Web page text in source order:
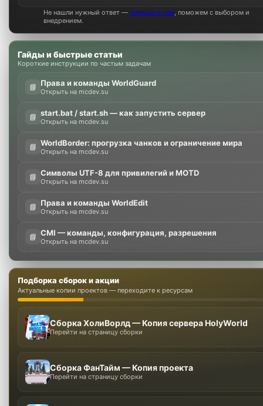
Не нашли нужный ответ —напишите нам, поможем с выбором и
внедрением.
Гайды и быстрые статьи
Короткие инструкции по частым задачам
📘 Права и команды WorldGuard
Открыть на mcdev.su
📘 start.bat / start.sh — как запустить сервер
Открыть на mcdev.su
📘 WorldBorder: прогрузка чанков и ограничение мира
Открыть на mcdev.su
📘 Символы UTF-8 для привилегий и MOTD
Открыть на mcdev.su
📘 Права и команды WorldEdit
Открыть на mcdev.su
📘 CMI — команды, конфигурация, разрешения
Открыть на mcdev.su
Подборка сборок и акции
Актуальные копии проектов — переходите к ресурсам
Сборка ХолиВорлд — Копия сервера HolyWorld
Перейти на страницу сборки
Сборка ФанТайм — Копия проекта
Перейти на страницу сборки